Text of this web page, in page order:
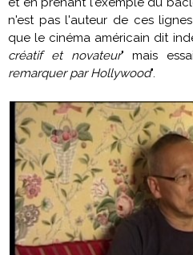
n'est pas l'auteur de ces
que le cinéma américain dit
créatif et novateur" mais
remarquer par Hollywood".